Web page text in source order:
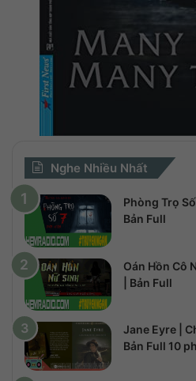
Nghe Nhiều Nhất
Phòng Trọ
Bản Full
Oán Hồn Cô
| Bản Full
Jane Eyre |
Bản Full 10